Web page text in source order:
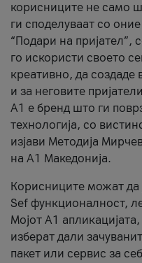
корисниците не само
ги споделуваат со
“Подари на пријател”,
го искористи своето
креативно, да создаде
и за неговите
А1 е бренд што ги
технологија, со
изјави Методија
на А1 Македонија.
Корисниците можат да
Sef функционалност,
Мојот А1
изберат дали
пакет или сервис за